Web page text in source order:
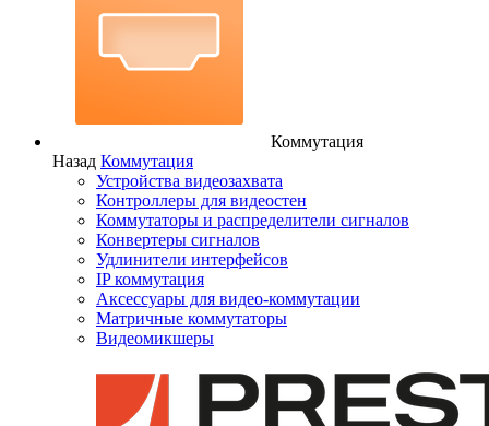
Коммутация
Назад Коммутация
Устройства видеозахвата
Контроллеры для видеостен
Коммутаторы и распределители сигналов
Конвертеры сигналов
Удлинители интерфейсов
IP коммутация
Аксессуары для видео-коммутации
Матричные коммутаторы
Видеомикшеры